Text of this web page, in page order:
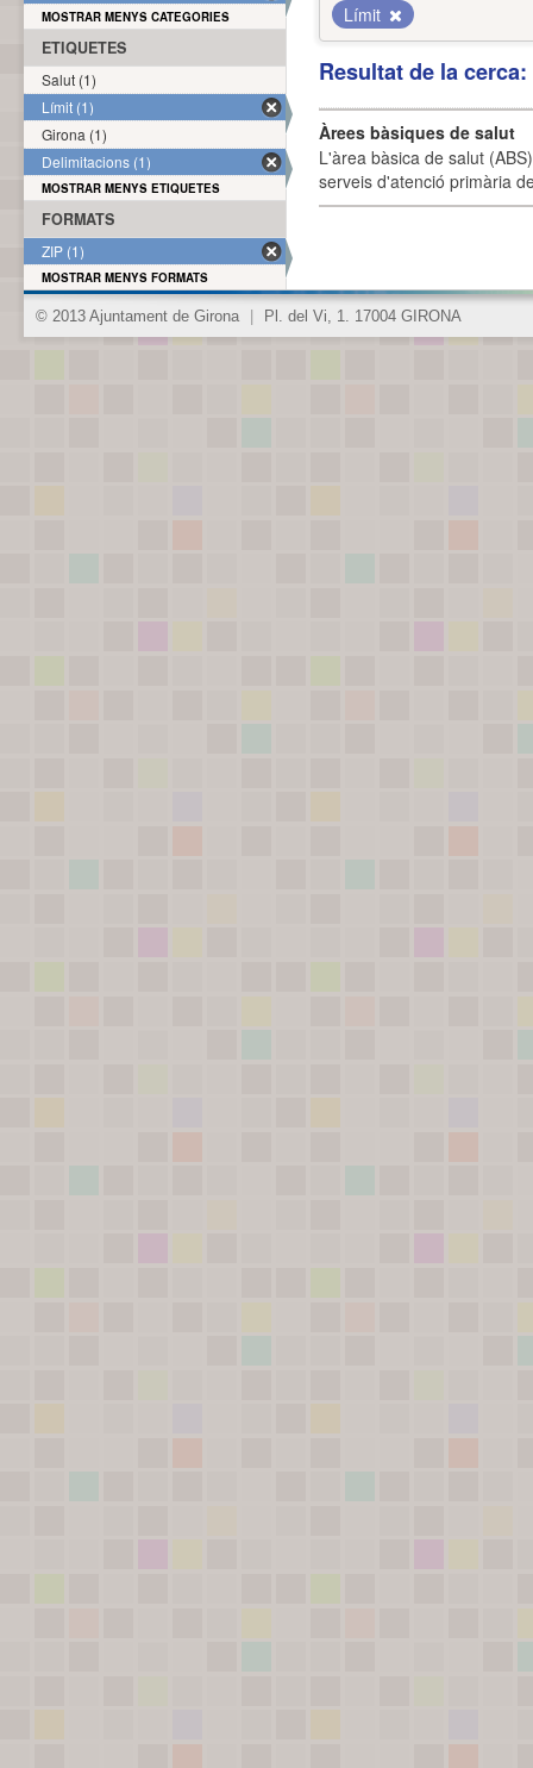
Límit
Resultat de la
Àrees bàsiques de salut
L'àrea bàsica de salut
serveis d'atenció primària
MOSTRAR MENYS CATEGORIES
ETIQUETES
Salut (1)
Límit (1)
Girona (1)
Delimitacions (1)
MOSTRAR MENYS ETIQUETES
FORMATS
ZIP (1)
MOSTRAR MENYS FORMATS
© 2013 Ajuntament de Girona Pl. del Vi, 1. 17004 GIRONA